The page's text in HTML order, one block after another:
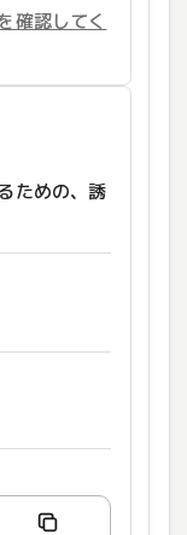
確認してく
ための、誘